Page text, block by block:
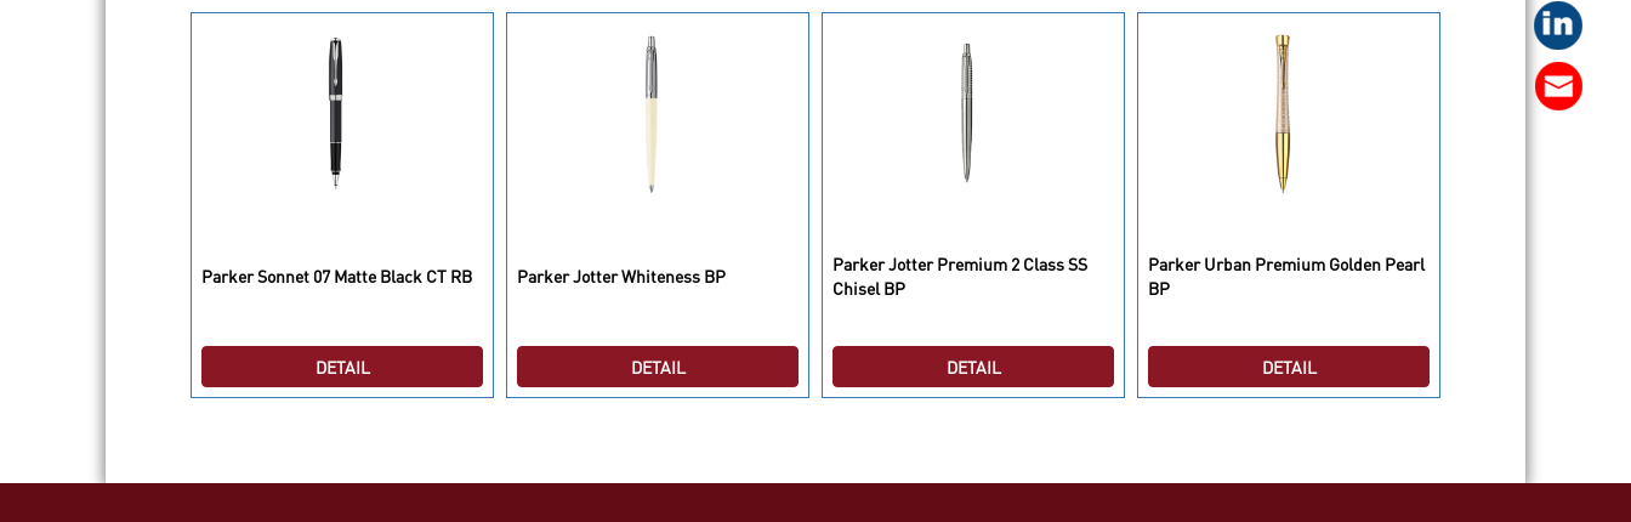
Parker Sonnet 07 Matte Black CT RB
DETAIL
Parker Jotter Whiteness BP
DETAIL
Parker Jotter Premium 2 Class SS
Chisel BP
DETAIL
Parker Urban Premium Golden Pearl
BP
DETAIL